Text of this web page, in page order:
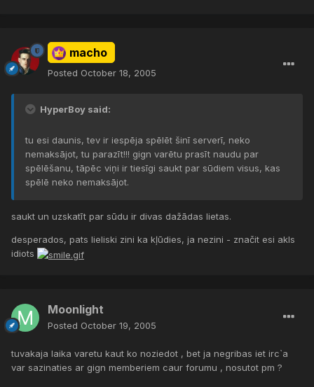
macho
Posted October 18, 2005
HyperBoy said:
tu esi daunis, tev ir iespēja spēlēt šinī serverī, neko
nemaksājot, tu parazīt!!! gign varētu prasīt naudu par
spēlēšanu, tāpēc viņi ir tiesīgi saukt par sūdiem visus, kas
spēlē neko nemaksājot.
saukt un uzskatīt par sūdu ir divas dažādas lietas.
desperados, pats lieliski zini ka kļūdies, ja nezini - značit esi akls
idiots
Moonlight
Posted October 19, 2005
tuvakaja laika varetu kaut ko noziedot , bet ja negribas iet irc`a
var sazinaties ar gign memberiem caur forumu , nosutot pm ?